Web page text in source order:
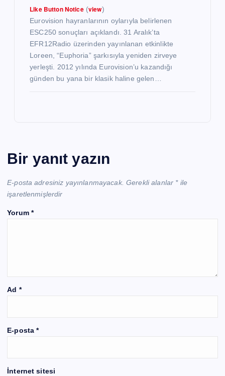
Like Button Notice(view)
Eurovision hayranlarının oylarıyla belirlenen
ESC250 sonuçları açıklandı. 31 Aralık’ta
EFR12Radio üzerinden yayınlanan etkinlikte
Loreen, “Euphoria” şarkısıyla yeniden zirveye
yerleşti. 2012 yılında Eurovision’u kazandığı
günden bu yana bir klasik haline gelen…
Bir yanıt yazın
E-posta adresiniz yayınlanmayacak. Gerekli alanlar *ile
işaretlenmişlerdir
Yorum *
Ad *
E-posta*
İnternet sitesi